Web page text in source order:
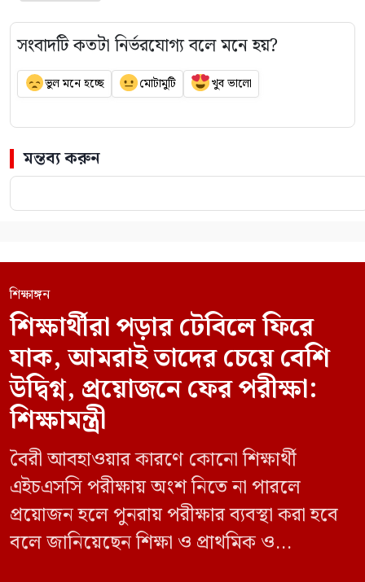
সংবাদটি কতটা নির্ভরযোগ্য বলে মনে হয়?
ভুল মনে হচ্ছে মোটামুটি খুব ভালো
মন্তব্য করুন
শিক্ষাঙ্গন
শিক্ষার্থীরা পড়ার টেবিলে ফিরে
যাক, আমরাই তাদের চেয়ে বেশি
উদ্বিগ্ন, প্রয়োজনে ফের পরীক্ষা:
শিক্ষামন্ত্রী
বৈরী আবহাওয়ার কারণে কোনো শিক্ষার্থী
এইচএসসি পরীক্ষায় অংশ নিতে না পারলে
প্রয়োজন হলে পুনরায় পরীক্ষার ব্যবস্থা করা হবে
বলে জানিয়েছেন শিক্ষা ও প্রাথমিক ও